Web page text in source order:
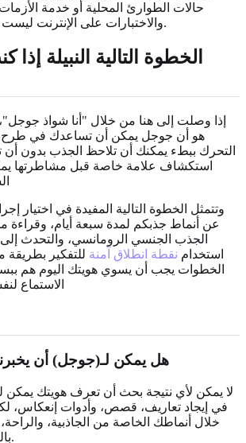
حالات الطوارئ المحلية أو خدمة
والاختبارات على الإنترنت ليست كافية في أزمة أمان.
الخطوة التالية النبيلة إذا
إذا وصلت إلى هنا من خلال "أنا شواذ
هو أن جوجل يمكن أن تساعدك في طرح
التحرك ببطء يمكنك أن تلاحظ الجذب بدون
استكشاف علامة خاصة قبل مشاطرتها
وتتمثل الخطوة التالية المفيدة في اختيار
عن أنماط جذبكم لمدة سبعة أيام، وقراءة
الجذب الجنسي الرومانسي، والتحدث
استخدام نقطة انطلاق آمنة للتفكير
الخطوات يجب أن يسوي هويتك اليوم هم
الاستماع
هل يمكن لـ(جوجل) أن
لا يمكن لأي نتيجة بحث أن تعرف هويتك
في إيجاد تعاريف، قصص، وأدوات إنعكاس،
خلال أنماطك الخاصة من الجاذبية،
بالنفس على مر الزمن.